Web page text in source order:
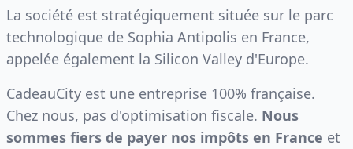
La société est stratégiquement située sur le parc
technologique de Sophia Antipolis en France,
appelée également la Silicon Valley d'Europe.
CadeauCity est une entreprise 100% française.
Chez nous, pas d'optimisation fiscale. Nous
sommes fiers de payer nos impôts en France et